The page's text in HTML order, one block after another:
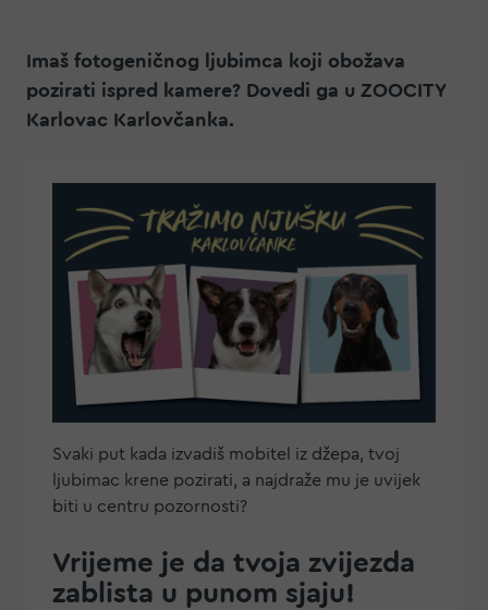
Imaš fotogeničnog ljubimca koji obožava
pozirati ispred kamere? Dovedi ga u ZOOCITY
Karlovac Karlovčanka.
Svaki put kada izvadiš mobitel iz džepa, tvoj
ljubimac krene pozirati, a najdraže mu je uvijek
biti u centru pozornosti?
Vrijeme je da tvoja zvijezda
zablista u punom sjaju!